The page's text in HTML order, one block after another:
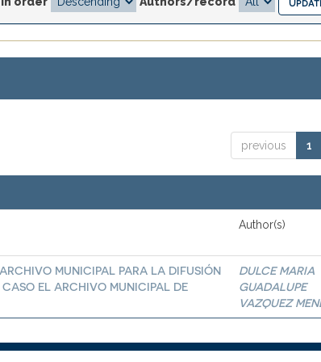
previous 1
Author(s)
MUNICIPAL PARA LA DIFUSIÓN
EL ARCHIVO MUNICIPAL DE
DULCE MARIA
GUADALUPE
VAZQUEZ